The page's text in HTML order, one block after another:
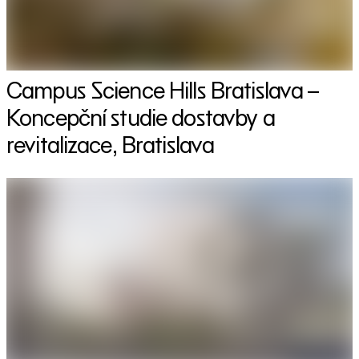
Campus Science Hills Bratislava –
Koncepční studie dostavby a
revitalizace, Bratislava